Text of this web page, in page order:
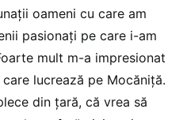
oameni cu care am
pasionați pe care i-am
mult m-a impresionat
lucrează pe Mocăniță.
din țară, că vrea să